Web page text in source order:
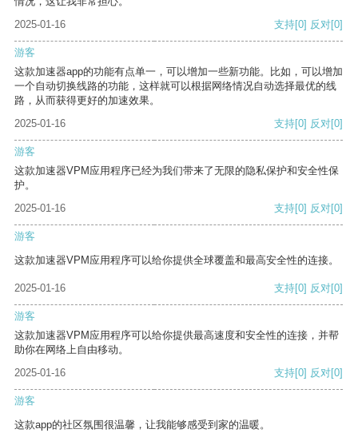
2025-01-16
支持[0] 反对[0]
游客
这款加速器app的功能有点单一，可以增加一些新功能。比如，可以增加
一个自动切换线路的功能，这样就可以根据网络情况自动选择最优的线
路，从而获得更好的加速效果。
2025-01-16
支持[0] 反对[0]
游客
这款加速器VPM应用程序已经为我们带来了无限的隐私保护和安全性保
护。
2025-01-16
支持[0] 反对[0]
游客
这款加速器VPM应用程序可以给你提供全球覆盖和最高安全性的连接。
2025-01-16 支持[0] 反对[0]
游客
这款加速器VPM应用程序可以给你提供最高速度和安全性的连接，并帮
助你在网络上自由移动。
2025-01-16
支持[0] 反对[0]
游客
这款app的社区氛围很温馨，让我能够感受到家的温暖。